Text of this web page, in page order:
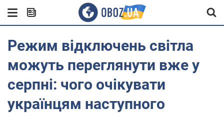
Режим відключень світла
можуть переглянути вже у
серпні: чого очікувати
українцям наступного